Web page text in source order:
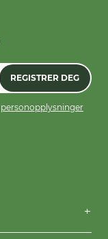
REGISTRER DEG
personopplysninger